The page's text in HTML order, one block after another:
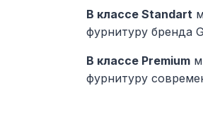
В классе Standart
фурнитуру бренда
В классе Premium
фурнитуру